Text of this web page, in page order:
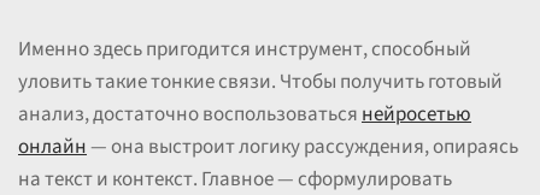
Именно здесь пригодится инструмент, способный
уловить такие тонкие связи. Чтобы получить готовый
анализ, достаточно воспользоватьсянейросетью
онлайн— она выстроит логику рассуждения, опираясь
на текст и контекст. Главное — сформулировать